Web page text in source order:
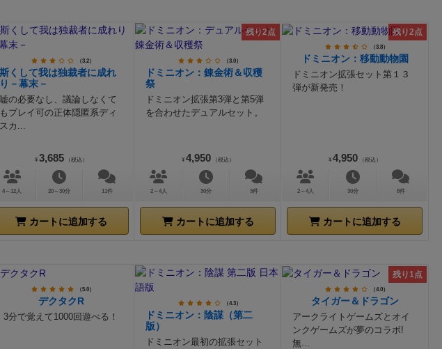
（3.2）
斯くして我は独裁者に成れ
り－幕末－
嘘の必要なし、議論しなくて
もプレイ可の正体隠匿系ディ
スカ...
¥ 3,685 （税込）
4～12人 20～30分 11件
カートに追加する
残り2点
（3.0）
ドミニオン：錬金術＆収穫
祭
ドミニオン拡張第3弾と第5弾
を合わせたデュアルセット。
¥ 4,950 （税込）
2～4人 30分 3件
カートに追加する
残り2点
（3.8）
ドミニオン：移動動物園
ドミニオン拡張セット第１３
弾が新発売！
¥ 4,950 （税込）
2～4人 30分 8件
カートに追加する
（5.0）
デクタクR
3分で覚えて1000回遊べる！
（4.3）
ドミニオン：陰謀（第二
版）
ドミニオン最初の拡張セット
残り1点
（4.0）
タイガー＆ドラゴン
アークライトゲームズとオイ
ンクゲームズが夢のコラボ!
無...